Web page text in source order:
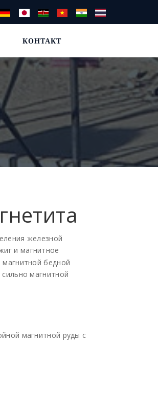
КОНТАКТ
железной
и магнитное
бедной
магнитной
магнитной руды с